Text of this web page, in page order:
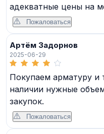
адекватные цены на
Пожаловаться
Артём Задорнов
2025-06-29
Покупаем арматуру и
наличии нужные
закупок.
Пожаловаться